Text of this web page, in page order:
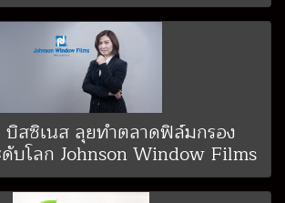
บิสซิเนส ลุยทำตลาดฟิล์มกรอง
บโลก Johnson Window Films